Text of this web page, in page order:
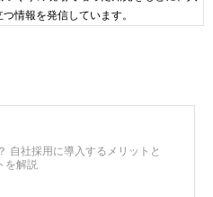
情報を発信しています。
自社採用に導入するメリットと
を解説